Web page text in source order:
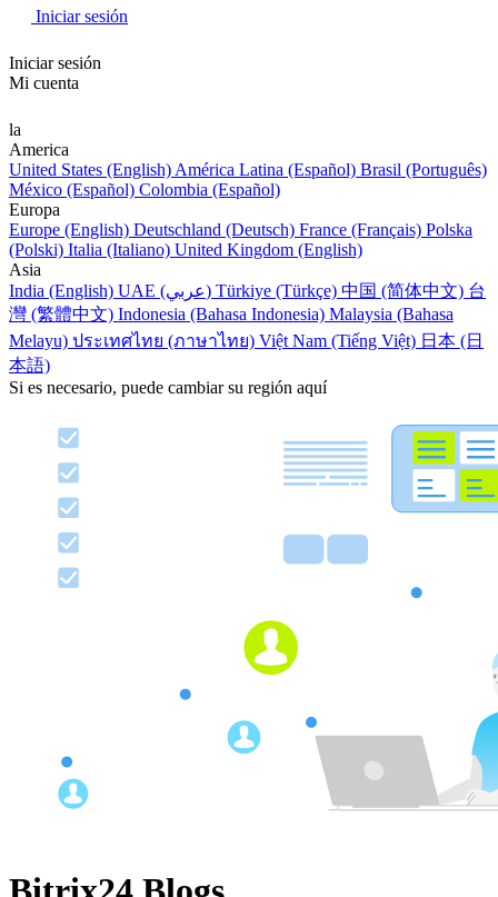
Iniciar sesión
Iniciar sesión
Mi cuenta
la
America
United States (English) América Latina (Español) Brasil (Português)
México (Español) Colombia (Español)
Europa
Europe (English) Deutschland (Deutsch) France (Français) Polska
(Polski) Italia (Italiano) United Kingdom (English)
Asia
India (English)
UAE (عربي) Türkiye (Türkçe) 中国 (简体中文) 台
灣 (繁體中文) Indonesia (Bahasa Indonesia) Malaysia (Bahasa
Melayu) ประเทศไทย (ภาษาไทย) Việt Nam (Tiếng Việt) 日本 (日
本語)
Si es necesario, puede cambiar su región aquí